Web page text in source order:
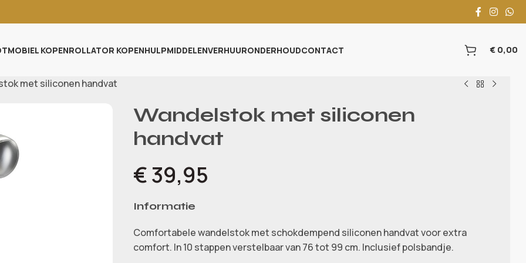
KOPENROLLATOR KOPENHULPMIDDELENVERHUURONDERHOUDCONTACT € 0,00
met siliconen handvat
Wandelstok met siliconen
handvat
€39,95
Informatie
Comfortabele wandelstok met schokdempend siliconen handvat voor extra
comfort. In 10 stappen verstelbaar van 76 tot 99 cm. Inclusief polsbandje.